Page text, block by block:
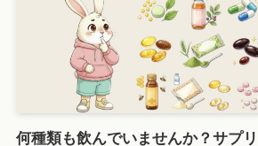
何種類も飲んでいませんか？サプ